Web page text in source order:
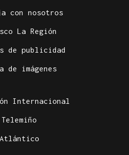
con nosotros
La Región
de publicidad
de imágenes
Internacional
Telemiño
Atlántico